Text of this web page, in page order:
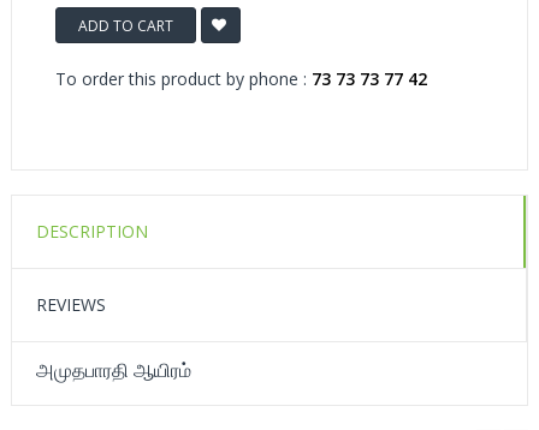
ADD TO CART
To order this product by phone : 73 73 73 77 42
DESCRIPTION
REVIEWS
அமுதபாரதி ஆயிரம்